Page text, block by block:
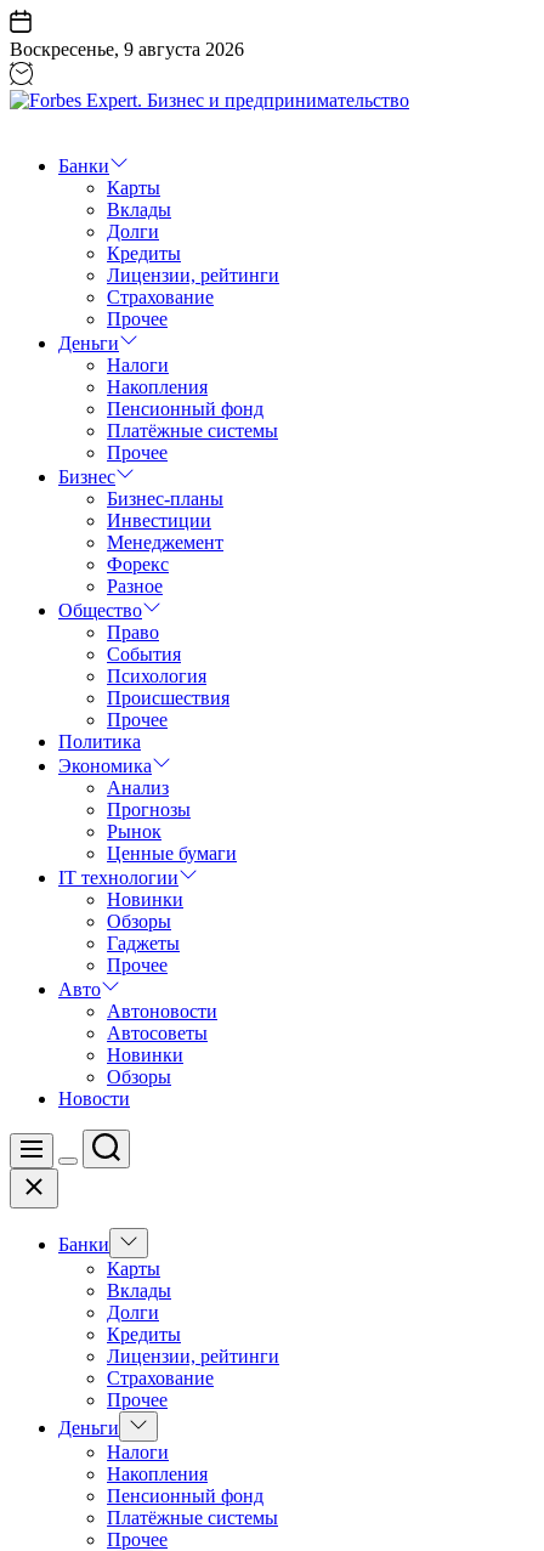
Перейти
к
содержанию
Воскресенье, 9 августа 2026
Бизнес
предпринимательство
Банки
Карты
Вклады
Долги
Кредиты
Лицензии, рейтинги
Страхование
Прочее
Деньги
Налоги
Накопления
Пенсионный фонд
Платёжные системы
Прочее
Бизнес
Бизнес-планы
Инвестиции
Менеджемент
Форекс
Разное
Общество
Право
События
Психология
Происшествия
Прочее
Политика
Экономика
Анализ
Прогнозы
Рынок
Ценные бумаги
IT технологии
Новинки
Обзоры
Гаджеты
Прочее
Авто
Автоновости
Автосоветы
Новинки
Обзоры
Новости
Меню
Цвет
Поиск
Закрыть
Банки
Показать
подменю
Карты
Вклады
Долги
Кредиты
Лицензии, рейтинги
Страхование
Прочее
Деньги
Показать
подменю
Налоги
Накопления
Пенсионный фонд
Платёжные системы
Прочее